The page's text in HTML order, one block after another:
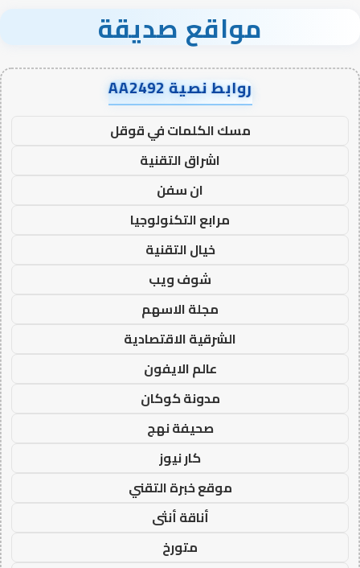
مواقع صديقة
روابط نصية AA2492
مسك الكلمات في قوقل
اشراق التقنية
ان سفن
مرابع التكنولوجيا
خيال التقنية
شوف ويب
مجلة الاسهم
الشرقية الاقتصادية
عالم الايفون
مدونة كوكان
صحيفة نهج
كار نيوز
موقع خبرة التقني
أناقة أنثى
متورخ